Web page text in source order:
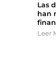
Las
han
Leer